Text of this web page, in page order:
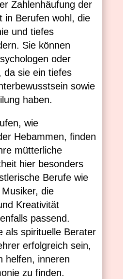
Zahlenhäufung der
in Berufen wohl, die
und tiefes
Sie können
oder
da sie ein tiefes
sowie
haben.
wie
Hebammen, finden
mütterliche
hier besonders
Berufe wie
die
Kreativität
passend.
als spirituelle Berater
erfolgreich sein,
helfen, inneren
zu finden.